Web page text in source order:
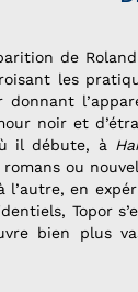
de
les
noir et
il débute, à
ou
l’autre, en
Topor
bien plus